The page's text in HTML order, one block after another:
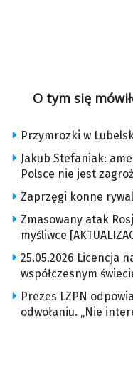
O tym się
Przymrozki w
Jakub Stefaniak:
Polsce nie jest
Zaprzęgi konne
Zmasowany atak
myśliwce
25.05.2026 Licencja
współczesnym
Prezes LZPN
odwołaniu. „Nie